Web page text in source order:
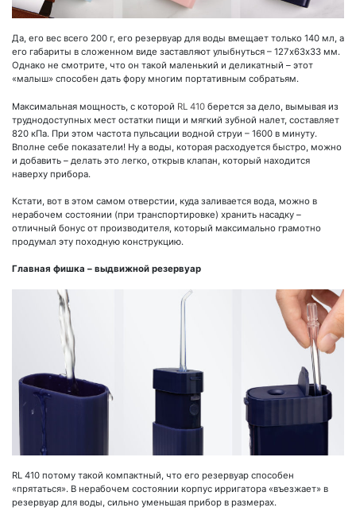
Да, его вес всего 200 г, его резервуар для воды вмещает только 140 мл, а
его габариты в сложенном виде заставляют улыбнуться – 127х63х33 мм.
Однако не смотрите, что он такой маленький и деликатный – этот
«малыш» способен дать фору многим портативным собратьям.
Максимальная мощность, с которой RL 410 берется за дело, вымывая из
труднодоступных мест остатки пищи и мягкий зубной налет, составляет
820 кПа. При этом частота пульсации водной струи – 1600 в минуту.
Вполне себе показатели! Ну а воды, которая расходуется быстро, можно
и добавить – делать это легко, открыв клапан, который находится
наверху прибора.
Кстати, вот в этом самом отверстии, куда заливается вода, можно в
нерабочем состоянии (при транспортировке) хранить насадку –
отличный бонус от производителя, который максимально грамотно
продумал эту походную конструкцию.
Главная фишка – выдвижной резервуар
RL 410 потому такой компактный, что его резервуар способен
«прятаться». В нерабочем состоянии корпус ирригатора «въезжает» в
резервуар для воды, сильно уменьшая прибор в размерах.